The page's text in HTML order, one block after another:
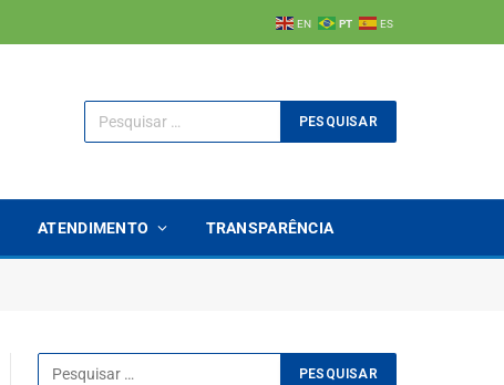
EN PT ES
ATENDIMENTO TRANSPARÊNCIA